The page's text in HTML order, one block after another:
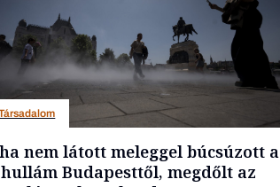
nem látott meleggel búcsúzott a
Budapesttől, megdőlt az